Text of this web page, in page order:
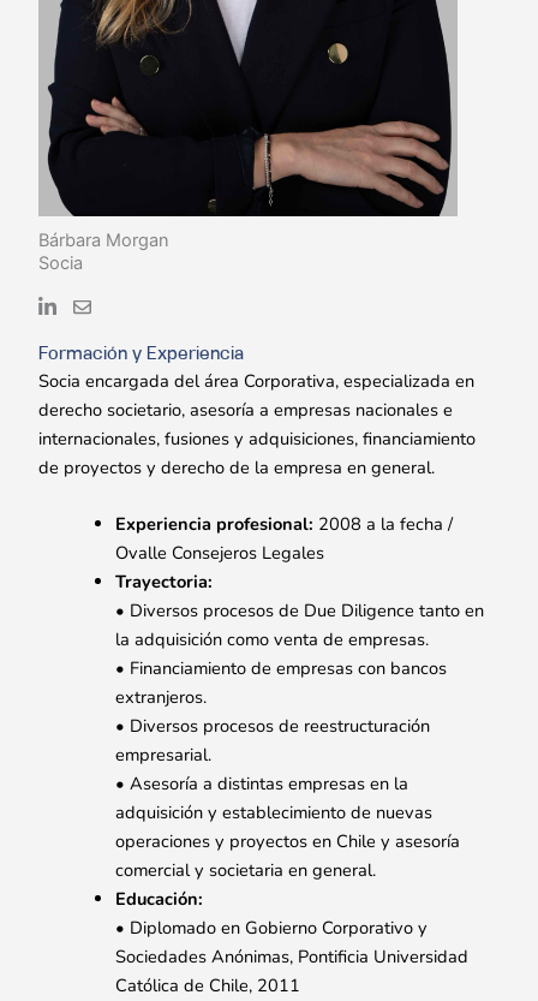
Bárbara Morgan
Socia
Formación y Experiencia
Socia encargada del área Corporativa, especializada en
derecho societario, asesoría a empresas nacionales e
internacionales, fusiones y adquisiciones, financiamiento
de proyectos y derecho de la empresa en general.
Experiencia profesional: 2008 a la fecha /
Ovalle Consejeros Legales
Trayectoria:
• Diversos procesos de Due Diligence tanto en
la adquisición como venta de empresas.
• Financiamiento de empresas con bancos
extranjeros.
• Diversos procesos de reestructuración
empresarial.
• Asesoría a distintas empresas en la
adquisición y establecimiento de nuevas
operaciones y proyectos en Chile y asesoría
comercial y societaria en general.
Educación:
• Diplomado en Gobierno Corporativo y
Sociedades Anónimas, Pontificia Universidad
Católica de Chile, 2011